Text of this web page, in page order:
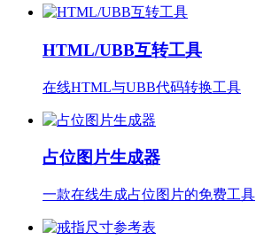
HTML/UBB互转工具
在线HTML与UBB代码转换工具
占位图片生成器
一款在线生成占位图片的免费工具